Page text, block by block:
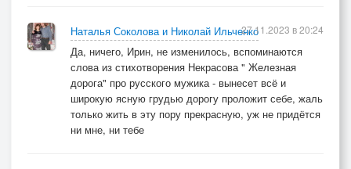
Наталья Соколова и Николай Ильченко
Да, ничего, Ирин, не изменилось, вспоминаются
слова из стихотворения Некрасова " Железная
дорога" про русского мужика - вынесет всё и
широкую ясную грудью дорогу проложит себе, жаль
только жить в эту пору прекрасную, уж не придётся
ни мне, ни тебе
27.11.2023 в 20:24